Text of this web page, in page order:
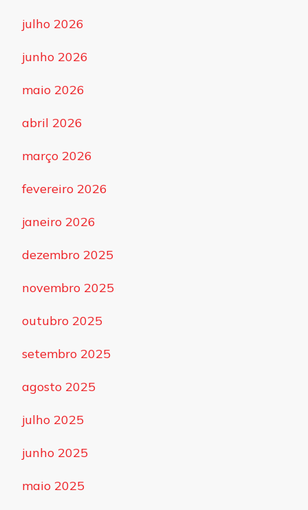
julho 2026
junho 2026
maio 2026
abril 2026
março 2026
fevereiro 2026
janeiro 2026
dezembro 2025
novembro 2025
outubro 2025
setembro 2025
agosto 2025
julho 2025
junho 2025
maio 2025